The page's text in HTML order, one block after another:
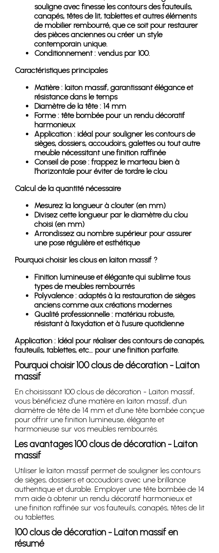
souligne avec finesse les contours des fauteuils,
canapés, têtes de lit, tablettes et autres éléments
de mobilier rembourré, que ce soit pour restaurer
des pièces anciennes ou créer un style
contemporain unique.
Conditionnement : vendus par 100.
Caractéristiques principales
Matière : laiton massif, garantissant élégance et
résistance dans le temps
Diamètre de la tête : 14 mm
Forme : tête bombée pour un rendu décoratif
harmonieux
Application : idéal pour souligner les contours de
sièges, dossiers, accoudoirs, galettes ou tout autre
meuble nécessitant une finition raffinée
Conseil de pose : frappez le marteau bien à
l’horizontale pour éviter de tordre le clou
Calcul de la quantité nécessaire
Mesurez la longueur à clouter (en mm)
Divisez cette longueur par le diamètre du clou
choisi (en mm)
Arrondissez au nombre supérieur pour assurer
une pose régulière et esthétique
Pourquoi choisir les clous en laiton massif ?
Finition lumineuse et élégante qui sublime tous
types de meubles rembourrés
Polyvalence : adaptés à la restauration de sièges
anciens comme aux créations modernes
Qualité professionnelle : matériau robuste,
résistant à l’oxydation et à l’usure quotidienne
Application : Idéal pour réaliser des contours de canapés,
fauteuils, tablettes, etc… pour une finition parfaite.
Pourquoi choisir 100 clous de décoration - Laiton
massif
En choisissant 100 clous de décoration - Laiton massif,
vous bénéficiez d’une matière en laiton massif, d’un
diamètre de tête de 14 mm et d’une tête bombée conçue
pour offrir une finition lumineuse, élégante et
harmonieuse sur vos meubles rembourrés.
Les avantages 100 clous de décoration - Laiton
massif
Utiliser le laiton massif permet de souligner les contours
de sièges, dossiers et accoudoirs avec une brillance
authentique et durable. Employer une tête bombée de 14
mm aide à obtenir un rendu décoratif harmonieux et
une finition raffinée sur vos fauteuils, canapés, têtes de lit
ou tablettes.
100 clous de décoration - Laiton massif en
résumé